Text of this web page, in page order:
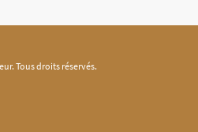
Tous droits réservés.